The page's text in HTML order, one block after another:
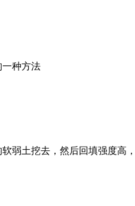
一种方法
弱土挖去，然后回填强度高